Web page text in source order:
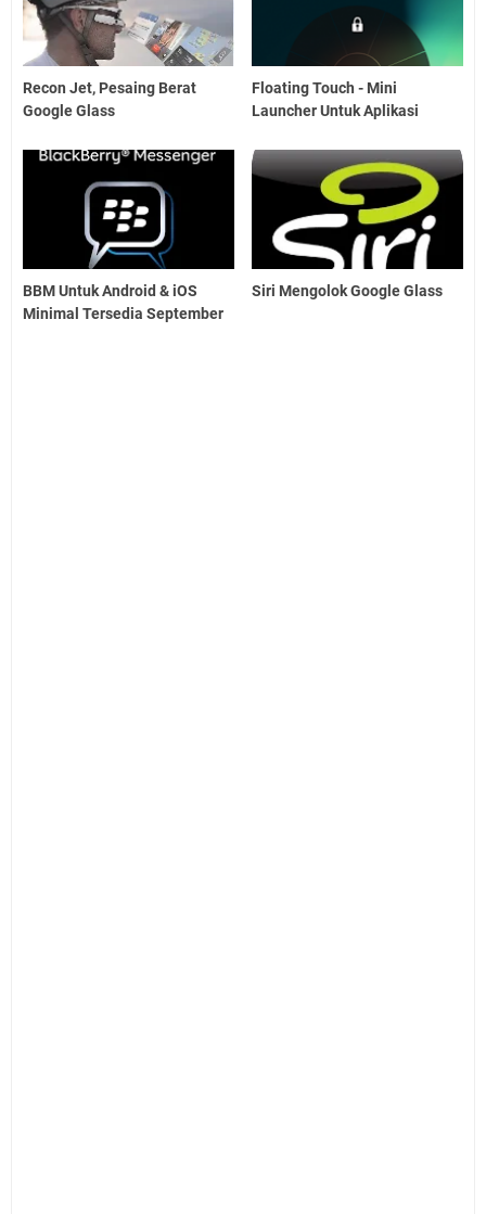
Recon Jet, Pesaing Berat
Google Glass
Floating Touch - Mini
Launcher Untuk Aplikasi
BBM Untuk Android & iOS
Minimal Tersedia September
Siri Mengolok Google Glass